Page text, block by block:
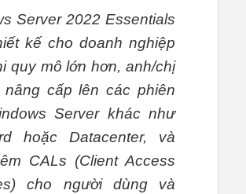
Server 2022 Essentials
kế cho doanh nghiệp
quy mô lớn hơn, anh/chị
cấp lên các phiên
Server khác như
hoặc Datacenter, và
CALs (Client Access
cho người dùng và